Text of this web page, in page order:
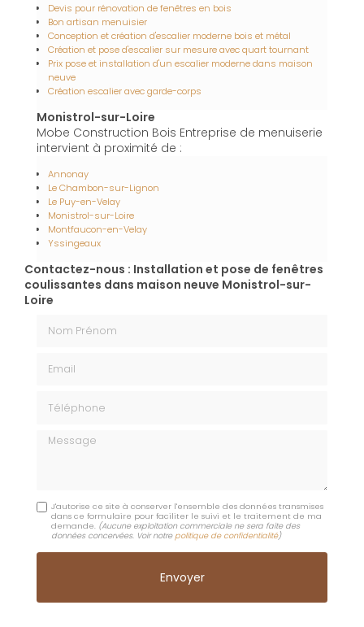
Devis pour rénovation de fenêtres en bois
Bon artisan menuisier
Conception et création d'escalier moderne bois et métal
Création et pose d'escalier sur mesure avec quart tournant
Prix pose et installation d'un escalier moderne dans maison
neuve
Création escalier avec garde-corps
Monistrol-sur-Loire
Mobe Construction Bois Entreprise de menuiserie
intervient à proximité de :
Annonay
Le Chambon-sur-Lignon
Le Puy-en-Velay
Monistrol-sur-Loire
Montfaucon-en-Velay
Yssingeaux
Contactez-nous : Installation et pose de fenêtres
coulissantes dans maison neuve Monistrol-sur-
Loire
Message
J'autorise ce site à conserver l'ensemble des données transmises
dans ce formulaire pour faciliter le suivi et le traitement de ma
demande. (Aucune exploitation commerciale ne sera faite des
données concervées. Voir notre politique de confidentialité)